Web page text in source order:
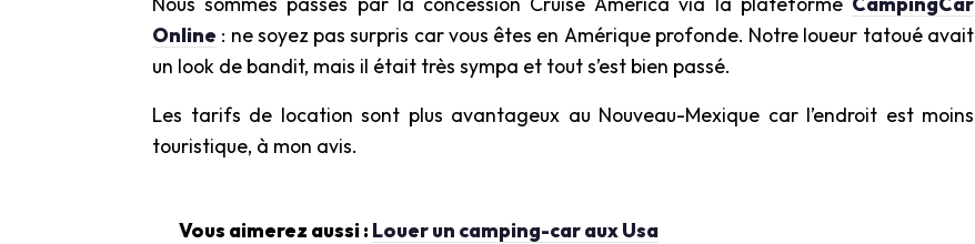
Online : ne soyez pas surpris car vous êtes en Amérique profonde. Notre loueur tatoué avait
un look de bandit, mais il était très sympa et tout s’est bien passé.
Les tarifs de location sont plus avantageux au Nouveau-Mexique car l’endroit est moins
touristique, à mon avis.
Vous aimerez aussi : Louer un camping-car aux Usa